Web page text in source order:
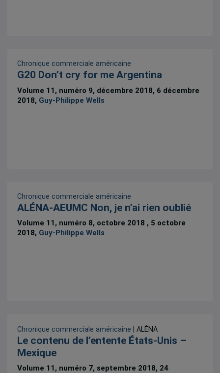
Chronique commerciale américaine
G20 Don’t cry for me Argentina
Volume 11, numéro 9, décembre 2018, 6 décembre
2018, Guy-Philippe Wells
Chronique commerciale américaine
ALÉNA-AEUMC Non, je n’ai rien oublié
Volume 11, numéro 8, octobre 2018 , 5 octobre
2018, Guy-Philippe Wells
Chronique commerciale américaine | ALÉNA
Le contenu de l’entente États-Unis –
Mexique
Volume 11, numéro 7, septembre 2018, 24